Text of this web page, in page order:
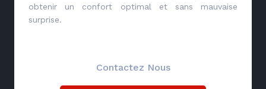
obtenir un confort optimal et sans mauvaise
surprise.
Contactez Nous